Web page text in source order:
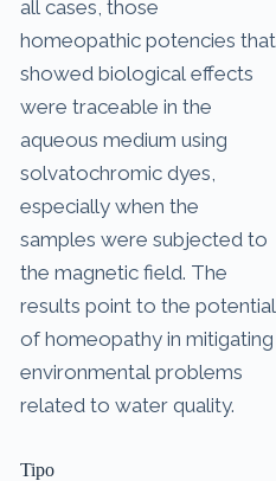
all cases, those
homeopathic potencies that
showed biological effects
were traceable in the
aqueous medium using
solvatochromic dyes,
especially when the
samples were subjected to
the magnetic field. The
results point to the potential
of homeopathy in mitigating
environmental problems
related to water quality.
Tipo